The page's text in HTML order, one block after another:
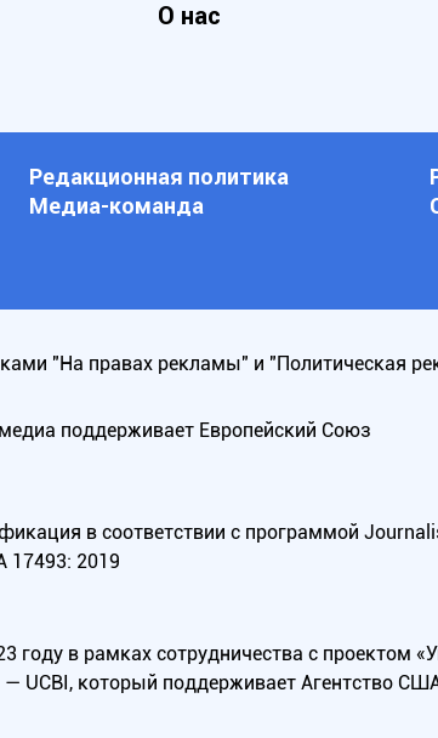
О нас
Редакционная политика
Медиа-команда
"На правах рекламы" и "Политическая
поддерживает Европейский Союз
в соответствии с программой
17493: 2019
году в рамках сотрудничества с проектом
— UCBI, который поддерживает Агентство